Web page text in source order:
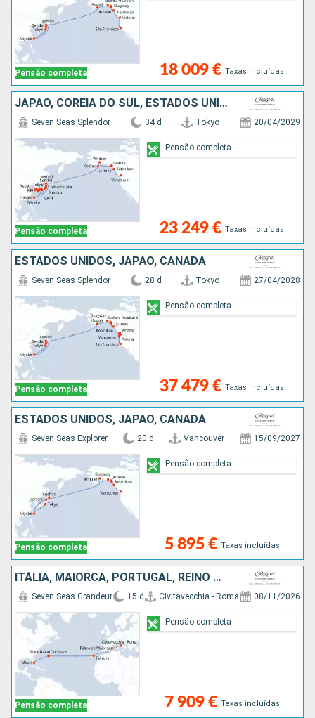
Pensão completa 18 009 € Taxas incluídas
JAPÃO, COREIA DO SUL, ESTADOS UNIDOS, CANADÁ
Pensão completa
Seven Seas Splendor 34 d Tokyo 20/04/2029
23 249 € Taxas incluídas
Pensão completa
ESTADOS UNIDOS, JAPÃO, CANADÁ
Pensão completa
Seven Seas Splendor 28 d Tokyo 27/04/2028
37 479 € Taxas incluídas
Pensão completa
ESTADOS UNIDOS, JAPÃO, CANADÁ
Pensão completa
Seven Seas Explorer 20 d Vancouver 15/09/2027
5 895 € Taxas incluídas
Pensão completa
ITÁLIA, MAIORCA, PORTUGAL, REINO UNIDO, ESTADOS UNIDOS
Pensão completa
Seven Seas Grandeur 15 d Civitavecchia - Roma 08/11/2026
7 909 € Taxas incluídas
Pensão completa